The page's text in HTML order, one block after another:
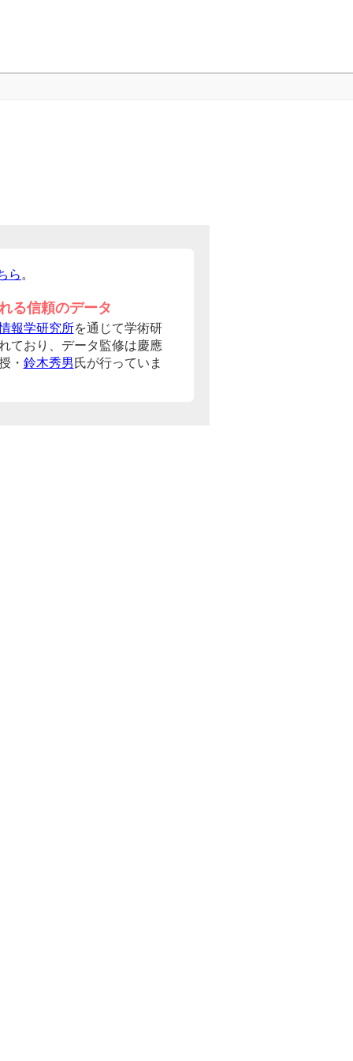
ら 。
る信頼のデータ
報学研究所を通じて学術研
ており、データ監修は慶應
・ 鈴木秀男 氏が行っていま